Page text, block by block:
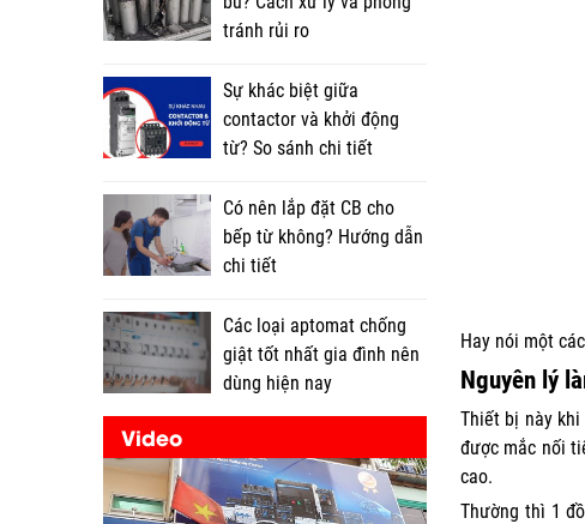
tránh rủi ro
Sự khác biệt giữa
contactor và khởi động
từ? So sánh chi tiết
Có nên lắp đặt CB cho
bếp từ không? Hướng dẫn
chi tiết
Các loại aptomat chống
giật tốt nhất gia đình nên
dùng hiện nay
Video
Hay nói một
Nguyên lý
Thiết bị này
được mắc nối
cao.
Thường thì 1